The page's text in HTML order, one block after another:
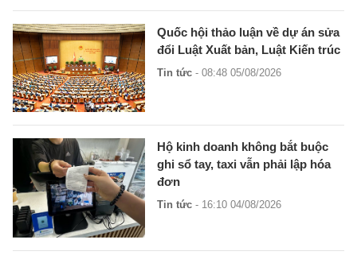
Quốc hội thảo luận về dự án sửa
đổi Luật Xuất bản, Luật Kiến trúc
Tin tức - 08:48 05/08/2026
Hộ kinh doanh không bắt buộc
ghi sổ tay, taxi vẫn phải lập hóa
đơn
Tin tức - 16:10 04/08/2026